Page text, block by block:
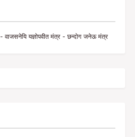
वाजसनेयि यज्ञोपवीत मंत्र - छन्दोग जनेऊ मंत्र